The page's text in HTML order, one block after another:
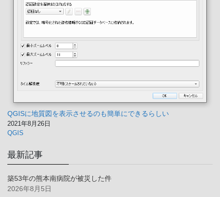
QGISに地質図を表示させるのも簡単にできるらしい
2021年8月26日
QGIS
最新記事
築53年の熊本南病院が被災した件
2026年8月5日